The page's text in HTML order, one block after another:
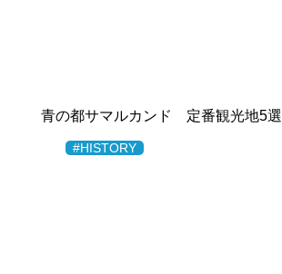
青の都サマルカンド 定番観光地5選
#HISTORY